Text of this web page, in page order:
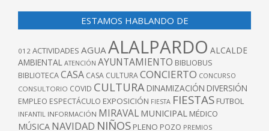
ESTAMOS HABLANDO DE
012 ACTIVIDADES AGUAALALPARDO ALCALDE
AMBIENTAL ATENCIÓN AYUNTAMIENTO BIBLIOBUS
BIBLIOTECACASA CASA CULTURACONCIERTO CONCURSO
CONSULTORIO COVID CULTURA DINAMIZACIÓN DIVERSIÓN
EMPLEO ESPECTÁCULO EXPOSICIÓN FIESTA FIESTAS FUTBOL
INFANTIL INFORMACIÓN MIRAVAL MUNICIPAL MÉDICO
MÚSICA NAVIDAD NIÑOS PLENO POZO PREMIOS